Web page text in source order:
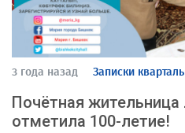
3 года назад Записки
Почётная жительница
отметила 100-летие!